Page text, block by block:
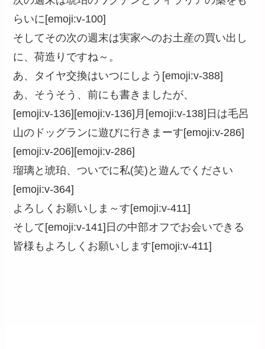
らいに[emoji:v-100]
そしてその次の週末は実家へのお土産の買い出し
に、荷造りですね～。
あ、タイヤ交換はいつにしよう[emoji:v-388]
あ、そうそう、前にも書きましたが、
[emoji:v-136][emoji:v-136]月[emoji:v-138]日は毛呂
山のドッグランに遊びに行きまーす[emoji:v-286]
[emoji:v-206][emoji:v-286]
瑠璃と琥珀、ついでに私(笑)と遊んでください
[emoji:v-364]
よろしくお願いしま～す[emoji:v-411]
そして[emoji:v-141]日の中部オフでお会いできる
皆様もよろしくお願いします[emoji:v-411]